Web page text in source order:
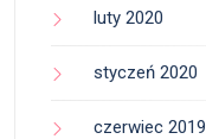
luty 2020
styczeń 2020
czerwiec 2019